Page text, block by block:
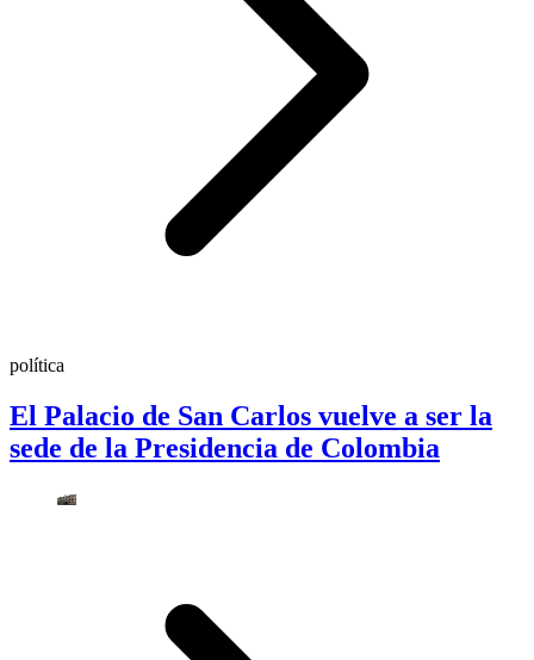
política
El Palacio de San Carlos vuelve a ser la
sede de la Presidencia de Colombia